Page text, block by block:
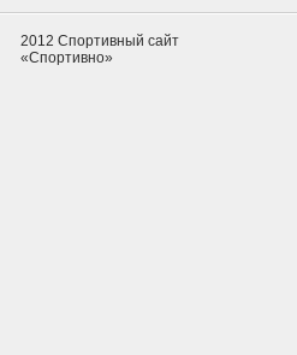
2012 Спортивный сайт
«Спортивно»